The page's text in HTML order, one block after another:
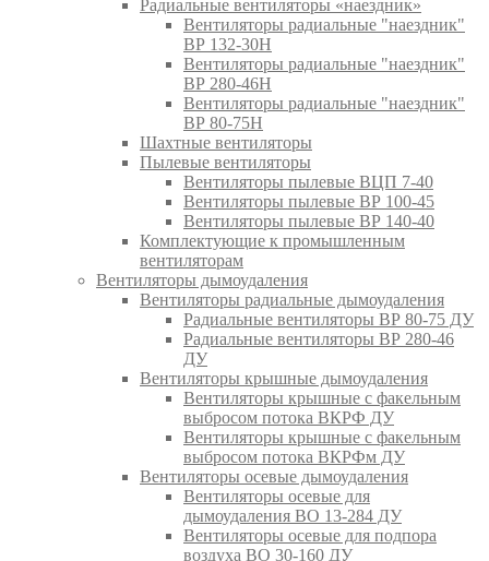
Радиальные вентиляторы «наездник»
Вентиляторы радиальные "наездник"
ВР 132-30Н
Вентиляторы радиальные "наездник"
ВР 280-46Н
Вентиляторы радиальные "наездник"
ВР 80-75Н
Шахтные вентиляторы
Пылевые вентиляторы
Вентиляторы пылевые ВЦП 7-40
Вентиляторы пылевые ВР 100-45
Вентиляторы пылевые ВР 140-40
Комплектующие к промышленным
вентиляторам
Вентиляторы дымоудаления
Вентиляторы радиальные дымоудаления
Радиальные вентиляторы ВР 80-75 ДУ
Радиальные вентиляторы ВР 280-46
ДУ
Вентиляторы крышные дымоудаления
Вентиляторы крышные с факельным
выбросом потока ВКРФ ДУ
Вентиляторы крышные с факельным
выбросом потока ВКРФм ДУ
Вентиляторы осевые дымоудаления
Вентиляторы осевые для
дымоудаления ВО 13-284 ДУ
Вентиляторы осевые для подпора
воздуха ВО 30-160 ДУ